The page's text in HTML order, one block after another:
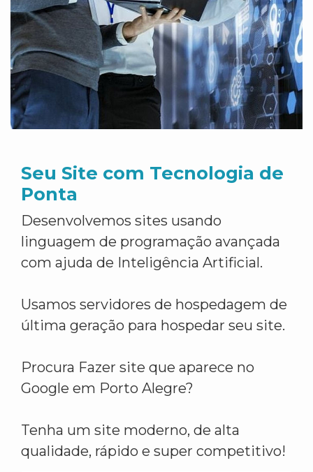
Seu Site com Tecnologia de
Ponta
Desenvolvemos sites usando
linguagem de programação avançada
com ajuda de Inteligência Artificial.
Usamos servidores de hospedagem de
última geração para hospedar seu site.
Procura Fazer site que aparece no
Google em Porto Alegre?
Tenha um site moderno, de alta
qualidade, rápido e super competitivo!